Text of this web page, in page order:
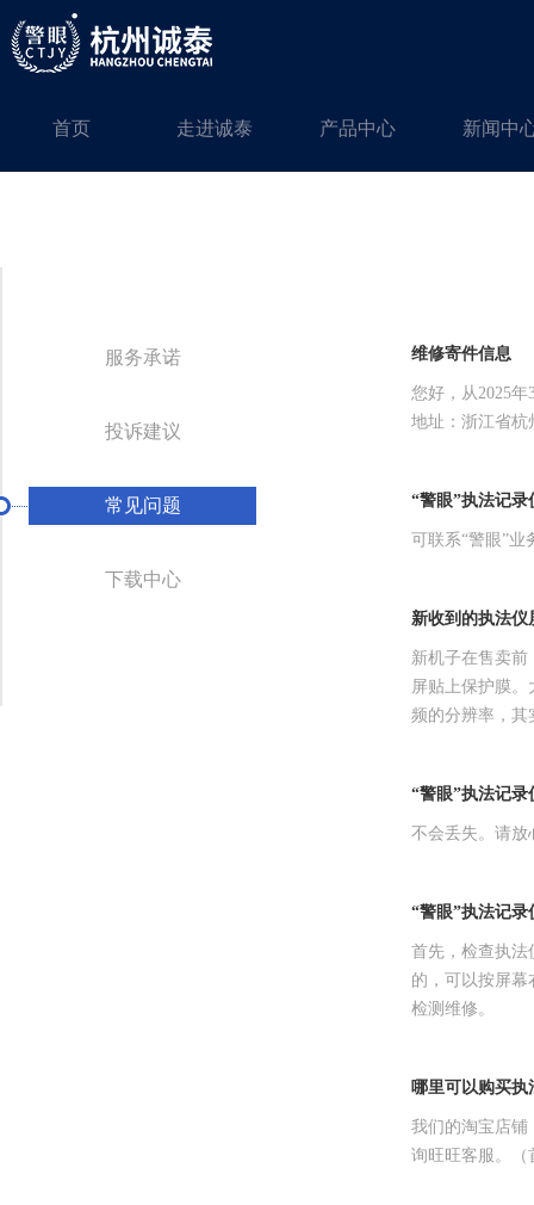
首页 走进诚泰 产品中心 新闻中
服务承诺
投诉建议
常见问题
下载中心
维修寄件信息
您好，从2025年
地址：浙江省杭
“警眼”执法记
可联系“警眼”业
新收到的执法仪
新机子在售卖
屏贴上保护膜
频的分辨率，其
“警眼”执法记
不会丢失。请放
“警眼”执法记
首先，检查执法
的，可以按屏幕
检测维修。
哪里可以购买执
我们的淘宝店铺
询旺旺客服。（